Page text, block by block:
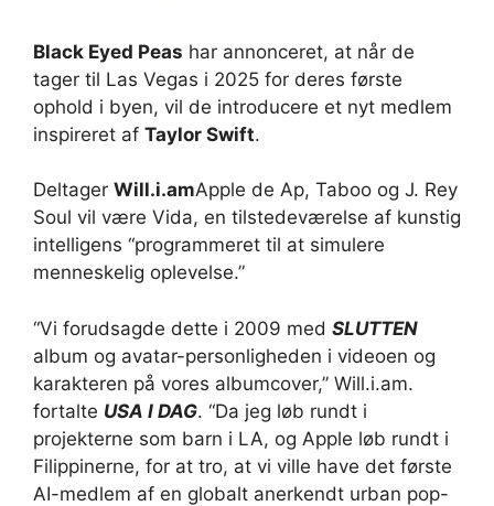
Black Eyed Peas har annonceret, at når de
tager til Las Vegas i 2025 for deres første
ophold i byen, vil de introducere et nyt medlem
inspireret af Taylor Swift.
Deltager Will.i.amApple de Ap, Taboo og J. Rey
Soul vil være Vida, en tilstedeværelse af kunstig
intelligens “programmeret til at simulere
menneskelig oplevelse.”
“Vi forudsagde dette i 2009 med SLUTTEN
album og avatar-personligheden i videoen og
karakteren på vores albumcover,” Will.i.am.
fortalte USA I DAG. “Da jeg løb rundt i
projekterne som barn i LA, og Apple løb rundt i
Filippinerne, for at tro, at vi ville have det første
AI-medlem af en globalt anerkendt urban pop-